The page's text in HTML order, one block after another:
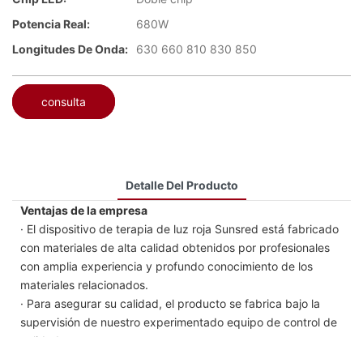
Potencia Real:
680W
Longitudes De Onda:
630 660 810 830 850
consulta
Detalle Del Producto
Ventajas de la empresa
· El dispositivo de terapia de luz roja Sunsred está fabricado
con materiales de alta calidad obtenidos por profesionales
con amplia experiencia y profundo conocimiento de los
materiales relacionados.
· Para asegurar su calidad, el producto se fabrica bajo la
supervisión de nuestro experimentado equipo de control de